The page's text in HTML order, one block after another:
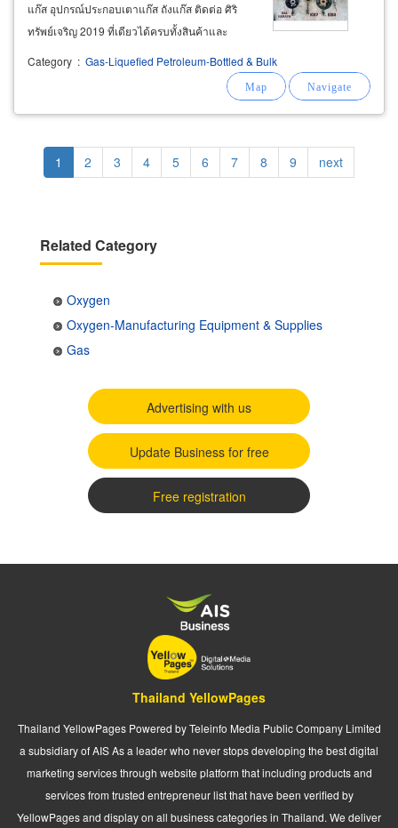
แก๊ส อุปกรณ์ประกอบเตาแก๊ส ถังแก๊ส ติดต่อ ศิริ
ทรัพย์เจริญ 2019 ที่เดียวได้ครบทั้งสินค้าและ
แนะนำก่อนซื้อสินค้าทุกครั้ง จำหน่ายเตาแก๊สแบบ
ต่างๆ อุปกรณ์เตาแก๊ส ขาตั้งอะไหล่เตาแก๊สและถัง
แก๊ส
Category : Gas-Liquefied Petroleum-Bottled & Bulk
Pagination
Current
page
1 Page
2 Page
3 Page
4 Page
5 Page
6 Page
7 Page
8 Page
9
Next
page
next
Related Category
Oxygen
Oxygen-Manufacturing Equipment & Supplies
Gas
Advertising with us
Update Business for free
Free registration
Thailand YellowPages
Thailand YellowPages Powered by Teleinfo Media Public Company Limited
a subsidiary of AIS As a leader who never stops developing the best digital
marketing services through website platform that including products and
services from trusted entrepreneur list that have been verified by
YellowPages and display on all business categories in Thailand. We deliver